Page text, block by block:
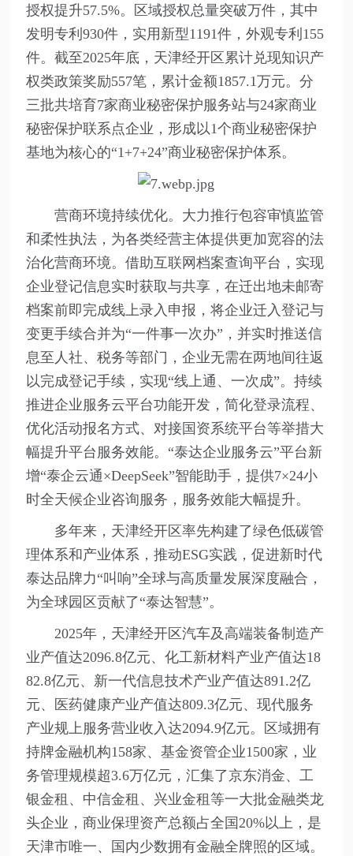
授权提升57.5%。区域授权总量突破万件，其中
发明专利930件，实用新型1191件，外观专利155
件。截至2025年底，天津经开区累计兑现知识产
权类政策奖励557笔，累计金额1857.1万元。分
三批共培育7家商业秘密保护服务站与24家商业
秘密保护联系点企业，形成以1个商业秘密保护
基地为核心的“1+7+24”商业秘密保护体系。
营商环境持续优化。大力推行包容审慎监管
和柔性执法，为各类经营主体提供更加宽容的法
治化营商环境。借助互联网档案查询平台，实现
企业登记信息实时获取与共享，在迁出地未邮寄
档案前即完成线上录入申报，将企业迁入登记与
变更手续合并为“一件事一次办”，并实时推送信
息至人社、税务等部门，企业无需在两地间往返
以完成登记手续，实现“线上通、一次成”。持续
推进企业服务云平台功能开发，简化登录流程、
优化活动报名方式、对接国资系统平台等举措大
幅提升平台服务效能。“泰达企业服务云”平台新
增“泰企云通×DeepSeek”智能助手，提供7×24小
时全天候企业咨询服务，服务效能大幅提升。
多年来，天津经开区率先构建了绿色低碳管
理体系和产业体系，推动ESG实践，促进新时代
泰达品牌力“叫响”全球与高质量发展深度融合，
为全球园区贡献了“泰达智慧”。
2025年，天津经开区汽车及高端装备制造产
业产值达2096.8亿元、化工新材料产业产值达18
82.8亿元、新一代信息技术产业产值达891.2亿
元、医药健康产业产值达809.3亿元、现代服务
产业规上服务营业收入达2094.9亿元。区域拥有
持牌金融机构158家、基金资管企业1500家，业
务管理规模超3.6万亿元，汇集了京东消金、工
银金租、中信金租、兴业金租等一大批金融类龙
头企业，商业保理资产总额占全国20%以上，是
天津市唯一、国内少数拥有金融全牌照的区域。